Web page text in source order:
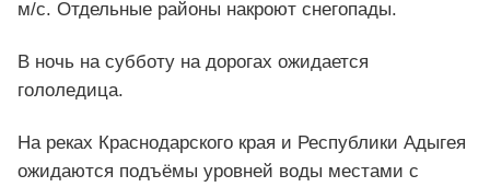
м/с. Отдельные районы накроют снегопады.
В ночь на субботу на дорогах ожидается
гололедица.
На реках Краснодарского края и Республики Адыгея
ожидаются подъёмы уровней воды местами с